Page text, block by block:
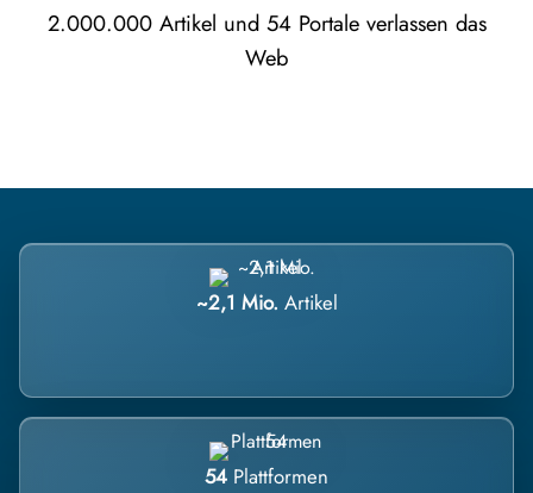
2.000.000 Artikel und 54 Portale verlassen das
Web
~2,1 Mio. Artikel
54 Plattformen